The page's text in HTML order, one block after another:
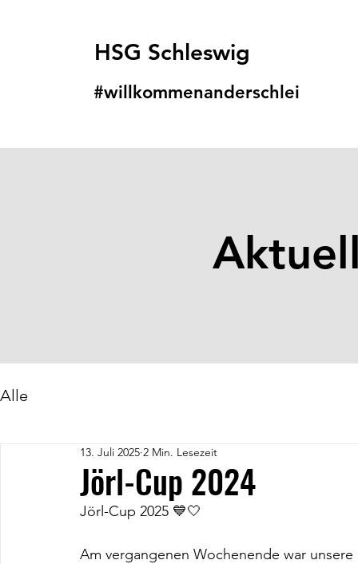
HSG Schleswig
#willkommenanderschlei
Alle
Jörl-Cup 2024
13. Juli 2025 2 Min. Lesezeit
Jörl-Cup 2025 💙🤍
Am vergangenen Wochenende war